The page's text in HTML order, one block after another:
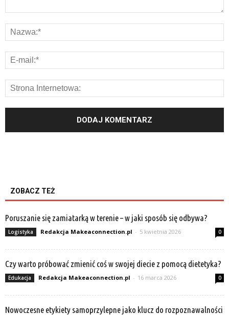
ZOBACZ TEŻ
Poruszanie się zamiatarką w terenie – w jaki sposób się odbywa?
Logistyka Redakcja Makeaconnection.pl - 5 kwietnia 2026 0
Czy warto próbować zmienić coś w swojej diecie z pomocą dietetyka?
Edukacja Redakcja Makeaconnection.pl - 16 marca 2026 0
Nowoczesne etykiety samoprzylepne jako klucz do rozpoznawalności